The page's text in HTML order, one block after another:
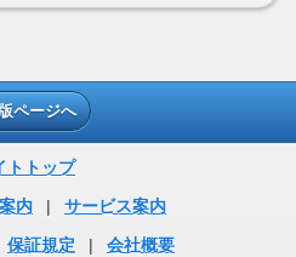
ページへ
トトップ
内 |
サービス案内
保証規定 | 会社概要